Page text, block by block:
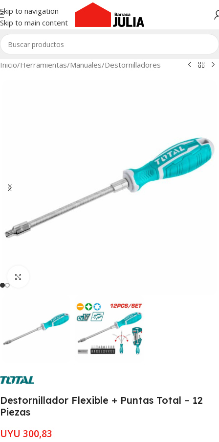
Skip to navigation
Skip to main content
Inicio/Herramientas/Manuales/Destornilladores
Destornillador Flexible + Puntas Total – 12
Piezas
UYU 300,83